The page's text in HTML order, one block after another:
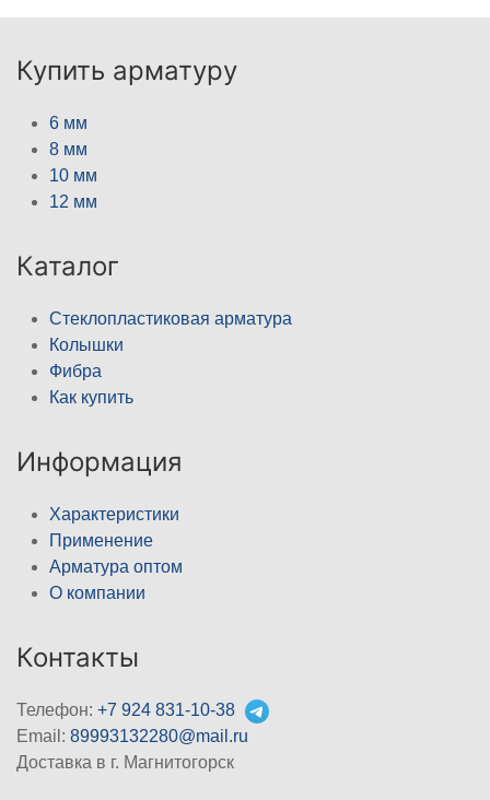
Купить арматуру
6 мм
8 мм
10 мм
12 мм
Каталог
Стеклопластиковая арматура
Колышки
Фибра
Как купить
Информация
Характеристики
Применение
Арматура оптом
О компании
Контакты
Телефон: +7 924 831-10-38
Email: 89993132280@mail.ru
Доставка в г. Магнитогорск